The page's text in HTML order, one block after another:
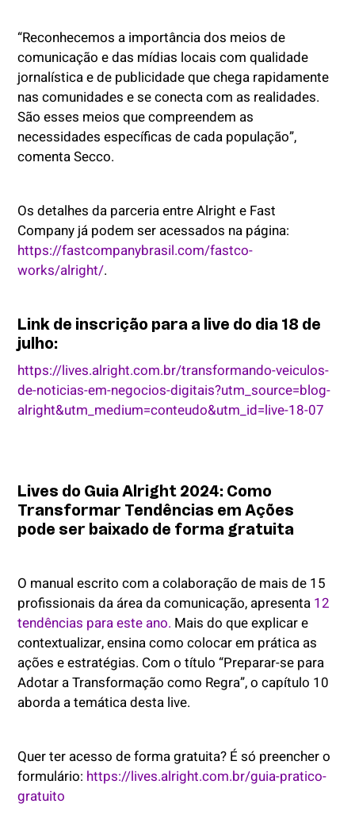
“Reconhecemos a importância dos meios de
comunicação e das mídias locais com qualidade
jornalística e de publicidade que chega rapidamente
nas comunidades e se conecta com as realidades.
São esses meios que compreendem as
necessidades específicas de cada população”,
comenta Secco.
Os detalhes da parceria entre Alright e Fast
Company já podem ser acessados na página:
https://fastcompanybrasil.com/fastco-
works/alright/.
Link de inscrição para a live do dia 18 de
julho:
https://lives.alright.com.br/transformando-veiculos-
de-noticias-em-negocios-digitais?utm_source=blog-
alright&utm_medium=conteudo&utm_id=live-18-07
Lives do Guia Alright 2024: Como
Transformar Tendências em Ações
pode ser baixado de forma gratuita
O manual escrito com a colaboração de mais de 15
profissionais da área da comunicação, apresenta 12
tendências para este ano. Mais do que explicar e
contextualizar, ensina como colocar em prática as
ações e estratégias. Com o título “Preparar-se para
Adotar a Transformação como Regra”, o capítulo 10
aborda a temática desta live.
Quer ter acesso de forma gratuita? É só preencher o
formulário: https://lives.alright.com.br/guia-pratico-
gratuito